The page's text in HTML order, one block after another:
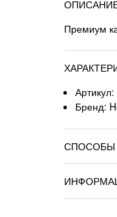
Премиум
Бренд:
СПОСОБЫ